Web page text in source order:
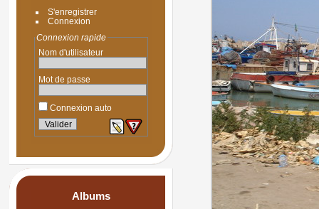
S'enregistrer
Connexion
Connexion rapide
Nom d'utilisateur
Mot de passe
Connexion auto
Albums